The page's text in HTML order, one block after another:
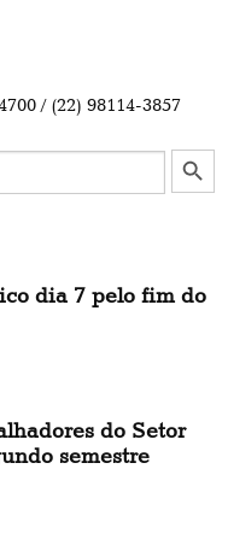
/ (22) 98114-3857
Search Button
dia 7 pelo fim do
do Setor
semestre